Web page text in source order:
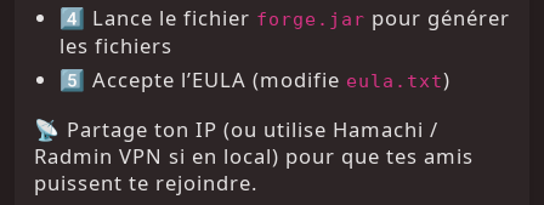
4️⃣ Lance le fichier forge.jar pour générer
les fichiers
5️⃣ Accepte l’EULA (modifie eula.txt)
📡 Partage ton IP (ou utilise Hamachi /
Radmin VPN si en local) pour que tes amis
puissent te rejoindre.